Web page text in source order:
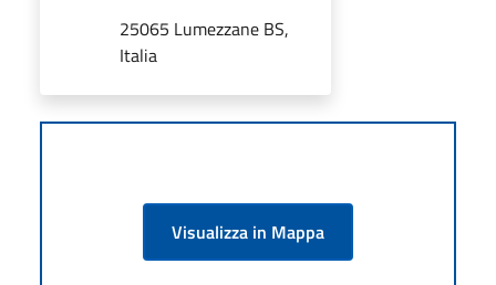
25065 Lumezzane BS,
Italia
Visualizza in Mappa